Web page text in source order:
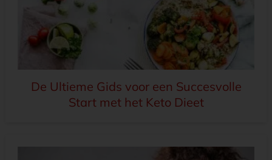
De Ultieme Gids voor een Succesvolle
Start met het Keto Dieet